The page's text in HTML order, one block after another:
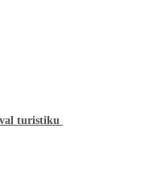
turistiku